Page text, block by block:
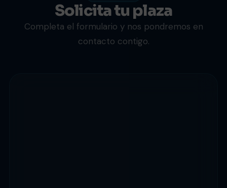
Solicita tu plaza
Completa el formulario y nos pondremos en
contacto contigo.